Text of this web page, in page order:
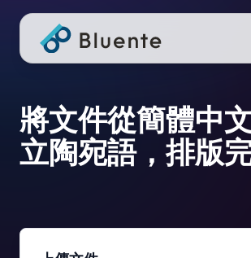
將文件從簡體中
立陶宛語，排版